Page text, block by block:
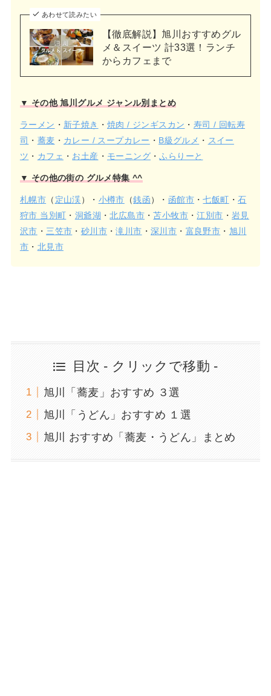
あわせて読みたい
【徹底解説】旭川おすすめグル
メ＆スイーツ 計33選！ランチ
からカフェまで
▼ その他 旭川グルメ ジャンル別まとめ
ラーメン ・ 新子焼き ・ 焼肉 / ジンギスカン ・ 寿司 / 回転寿
司
・ 蕎麦 ・ カレー / スープカレー ・ B級グルメ ・ スイー
ツ ・ カフェ ・ お土産 ・ モーニング ・ふらりーと
▼ その他の街の グルメ特集 ^^
札幌市 （ 定山渓 ）・ 小樽市 （銭函 ）・ 函館市 ・七飯町 ・石
狩市 当別町
・ 洞爺湖 ・北広島市・苫小牧市 ・江別市 ・岩見
沢市 ・ 三笠市 ・ 砂川市・滝川市 ・ 深川市 ・ 富良野市 ・ 旭川
市 ・ 北見市
目次 - クリックで移動 -
旭川「蕎麦」おすすめ ３選
旭川「うどん」おすすめ １選
旭川 おすすめ「蕎麦・うどん」まとめ